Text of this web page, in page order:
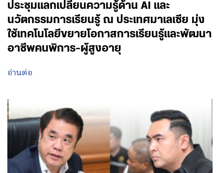
ประชุมแลกเปลี่ยนความรู้ด้าน AI และ
นวัตกรรมการเรียนรู้ ณ ประเทศมาเลเซีย มุ่ง
ใช้เทคโนโลยีขยายโอกาสการเรียนรู้และพัฒนา
อาชีพคนพิการ-ผู้สูงอายุ
อ่านต่อ